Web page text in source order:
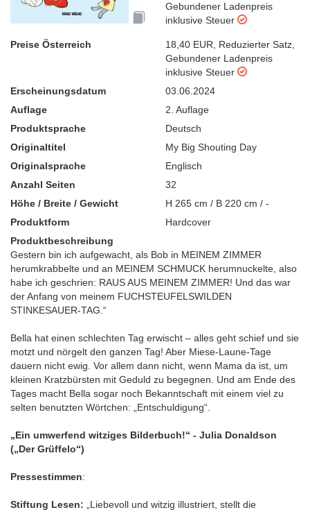
Gebundener Ladenpreis
inklusive Steuer
Preise Österreich 18,40 EUR Reduzierter Satz
Gebundener Ladenpreis
inklusive Steuer
Erscheinungsdatum
03.06.2024
Auflage
2. Auflage
Produktsprache
Deutsch
Originaltitel
My Big Shouting Day
Originalsprache
Englisch
Anzahl Seiten
32
Höhe / Breite / Gewicht
H 265 cm / B 220 cm / -
Produktform
Hardcover
Produktbeschreibung
Gestern bin ich aufgewacht, als Bob in MEINEM ZIMMER
herumkrabbelte und an MEINEM SCHMUCK herumnuckelte, also
habe ich geschrien: RAUS AUS MEINEM ZIMMER! Und das war
der Anfang von meinem FUCHSTEUFELSWILDEN
STINKESAUER-TAG.“
Bella hat einen schlechten Tag erwischt – alles geht schief und sie
motzt und nörgelt den ganzen Tag! Aber Miese-Laune-Tage
dauern nicht ewig. Vor allem dann nicht, wenn Mama da ist, um
kleinen Kratzbürsten mit Geduld zu begegnen. Und am Ende des
Tages macht Bella sogar noch Bekanntschaft mit einem viel zu
selten benutzten Wörtchen: „Entschuldigung“.
„Ein umwerfend witziges Bilderbuch!“ - Julia Donaldson
(„Der Grüffelo“)
Pressestimmen:
Stiftung Lesen:
„Liebevoll und witzig illustriert, stellt die